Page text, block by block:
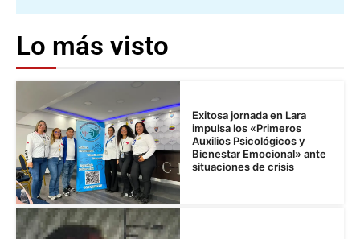
Lo más visto
Exitosa jornada en Lara
impulsa los «Primeros
Auxilios Psicológicos y
Bienestar Emocional» ante
situaciones de crisis